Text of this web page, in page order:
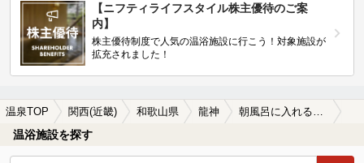
【ニフティライフスタイル株主優待のご案
内】
株主優待制度で人気の温浴施設に行こう！対象施設が
拡充されました！
温泉TOP 関西(近畿) 和歌山県 龍神
温浴施設を探す